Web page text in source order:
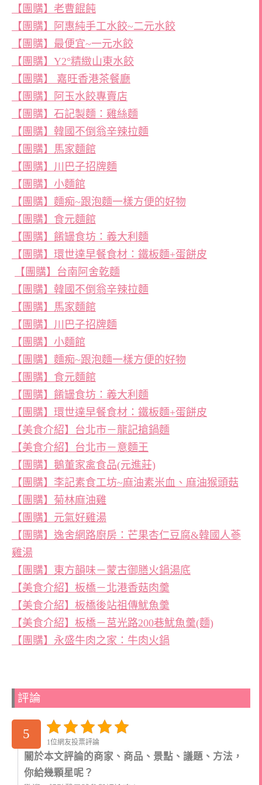
【團購】老曹餛飩
【團購】阿惠純手工水餃~二元水餃
【團購】最便宜~一元水餃
【團購】Y2°精緻山東水餃
【團購】 嘉旺香港茶餐廳
【團購】阿玉水餃專賣店
【團購】石記製麵：雞絲麵
【團購】韓國不倒翁辛辣拉麵
【團購】馬家麵館
【團購】川巴子招牌麵
【團購】小麵館
【團購】麵痴~跟泡麵一樣方便的好物
【團購】食元麵館
【團購】餚罎食坊：義大利麵
【團購】環世達早餐食材：鐵板麵+蛋餅皮
【團購】台南阿舍乾麵
【團購】韓國不倒翁辛辣拉麵
【團購】馬家麵館
【團購】川巴子招牌麵
【團購】小麵館
【團購】麵痴~跟泡麵一樣方便的好物
【團購】食元麵館
【團購】餚罎食坊：義大利麵
【團購】環世達早餐食材：鐵板麵+蛋餅皮
【美食介紹】台北市－龍記搶鍋麵
【美食介紹】台北市－意麵王
【團購】鵝董家禽食品(元進莊)
【團購】李記素食工坊~麻油素米血、麻油猴頭菇
【團購】菊林麻油雞
【團購】元氣好雞湯
【團購】逸舍網路廚房：芒果杏仁豆腐&韓國人蔘
雞湯
【團購】東方韻味－蒙古御膳火鍋湯底
【美食介紹】板橋－北港香菇肉羹
【美食介紹】板橋後站祖傳魷魚羹
【美食介紹】板橋－莒光路200巷魷魚羹(麵)
【團購】永盛牛肉之家：牛肉火鍋
評論
5
1位網友投票評論
關於本文評論的商家、商品、景點、議題、方法，
你給幾顆星呢？